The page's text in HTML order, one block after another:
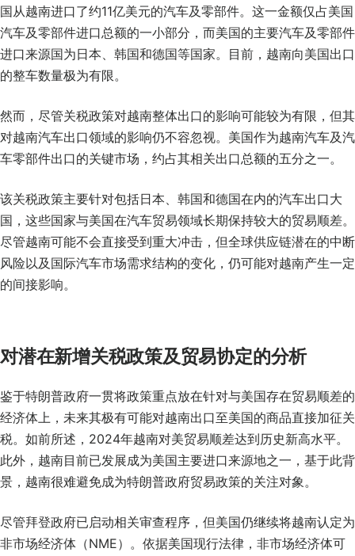
国从越南进口了约11亿美元的汽车及零部件。这一金额仅占美国
汽车及零部件进口总额的一小部分，而美国的主要汽车及零部件
进口来源国为日本、韩国和德国等国家。目前，越南向美国出口
的整车数量极为有限。
然而，尽管关税政策对越南整体出口的影响可能较为有限，但其
对越南汽车出口领域的影响仍不容忽视。美国作为越南汽车及汽
车零部件出口的关键市场，约占其相关出口总额的五分之一。
该关税政策主要针对包括日本、韩国和德国在内的汽车出口大
国，这些国家与美国在汽车贸易领域长期保持较大的贸易顺差。
尽管越南可能不会直接受到重大冲击，但全球供应链潜在的中断
风险以及国际汽车市场需求结构的变化，仍可能对越南产生一定
的间接影响。
对潜在新增关税政策及贸易协定的分析
鉴于特朗普政府一贯将政策重点放在针对与美国存在贸易顺差的
经济体上，未来其极有可能对越南出口至美国的商品直接加征关
税。如前所述，2024年越南对美贸易顺差达到历史新高水平。
此外，越南目前已发展成为美国主要进口来源地之一，基于此背
景，越南很难避免成为特朗普政府贸易政策的关注对象。
尽管拜登政府已启动相关审查程序，但美国仍继续将越南认定为
非市场经济体（NME）。依据美国现行法律，非市场经济体可